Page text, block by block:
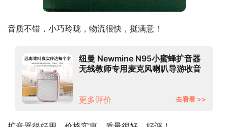
音质不错，小巧玲珑，物流很快，挺满意！
纽曼 Newmine N95小蜜蜂扩音器
无线教师专用麦克风喇叭导游收音
更多评价 去看看 >>